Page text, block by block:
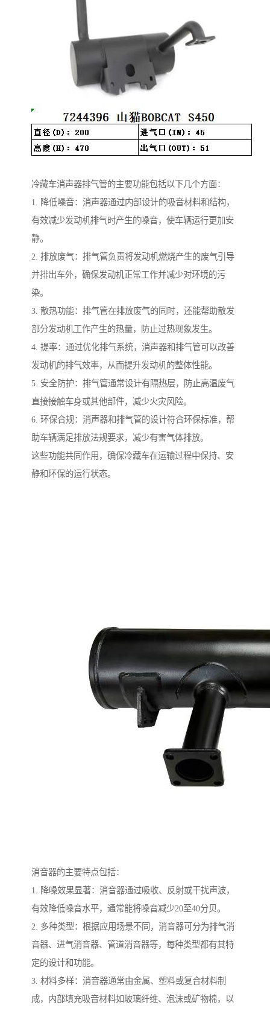
冷藏车消声器排气管的主要功能包括以下几个方面：
1. 降低噪音：消声器通过内部设计的吸音材料和结构，
有效减少发动机排气时产生的噪音，使车辆运行更加安
静。
2. 排放废气：排气管负责将发动机燃烧产生的废气引导
并排出车外，确保发动机正常工作并减少对环境的污
染。
3. 散热功能：排气管在排放废气的同时，还能帮助散发
部分发动机工作产生的热量，防止过热现象发生。
4. 提率：通过优化排气系统，消声器和排气管可以改善
发动机的排气效率，从而提升发动机的整体性能。
5. 安全防护：排气管通常设计有隔热层，防止高温废气
直接接触车身或其他部件，减少火灾风险。
6. 环保合规：消声器和排气管的设计符合环保标准，帮
助车辆满足排放法规要求，减少有害气体排放。
这些功能共同作用，确保冷藏车在运输过程中保持、安
静和环保的运行状态。
消音器的主要特点包括：
1. 降噪效果显著：消音器通过吸收、反射或干扰声波，
有效降低噪音水平，通常能将噪音减少20至40分贝。
2. 多种类型：根据应用场景不同，消音器可分为排气消
音器、进气消音器、管道消音器等，每种类型都有其特
定的设计和功能。
3. 材料多样：消音器通常由金属、塑料或复合材料制
成，内部填充吸音材料如玻璃纤维、泡沫或矿物棉，以